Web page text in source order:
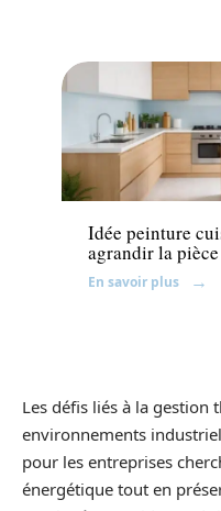
Décoration
Idée peinture
agrandir la pièce
En savoir plus
Les défis liés à la gestion
environnements
pour les entreprises
énergétique tout en